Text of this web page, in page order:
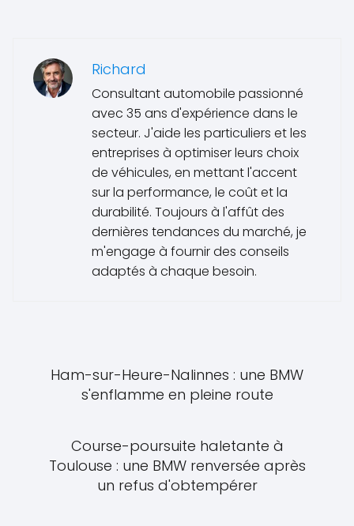
Richard
Consultant automobile passionné
avec 35 ans d'expérience dans le
secteur. J'aide les particuliers et les
entreprises à optimiser leurs choix
de véhicules, en mettant l'accent
sur la performance, le coût et la
durabilité. Toujours à l'affût des
dernières tendances du marché, je
m'engage à fournir des conseils
adaptés à chaque besoin.
Ham-sur-Heure-Nalinnes : une BMW
s'enflamme en pleine route
Course-poursuite haletante à
Toulouse : une BMW renversée après
un refus d'obtempérer